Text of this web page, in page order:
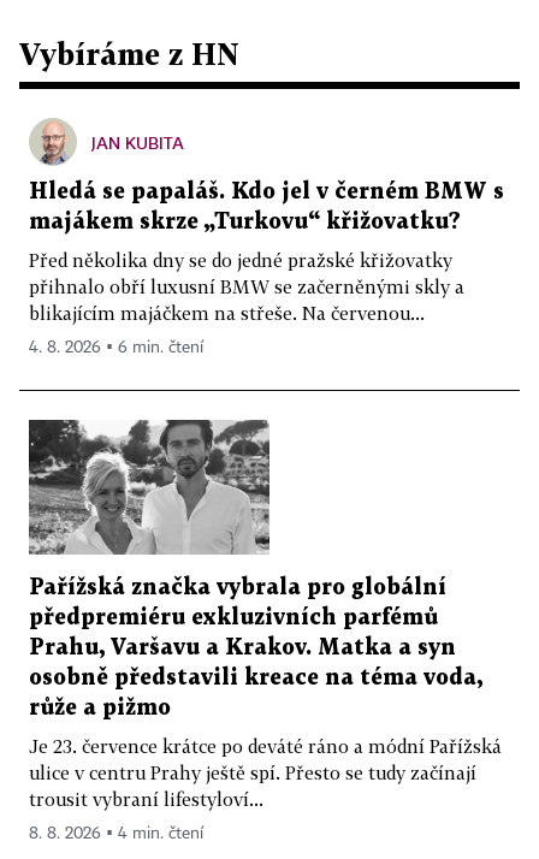
Vybíráme z HN
JAN KUBITA
Hledá se papaláš. Kdo jel v černém BMW s
majákem skrze „Turkovu“ křižovatku?
Před několika dny se do jedné pražské křižovatky
přihnalo obří luxusní BMW se začerněnými skly a
blikajícím majáčkem na střeše. Na červenou...
4. 8. 2026 ▪ 6 min. čtení
Pařížská značka vybrala pro globální
předpremiéru exkluzivních parfémů
Prahu, Varšavu a Krakov. Matka a syn
osobně představili kreace na téma voda,
růže a pižmo
Je 23. července krátce po deváté ráno a módní Pařížská
ulice v centru Prahy ještě spí. Přesto se tudy začínají
trousit vybraní lifestyloví...
8. 8. 2026 ▪ 4 min. čtení